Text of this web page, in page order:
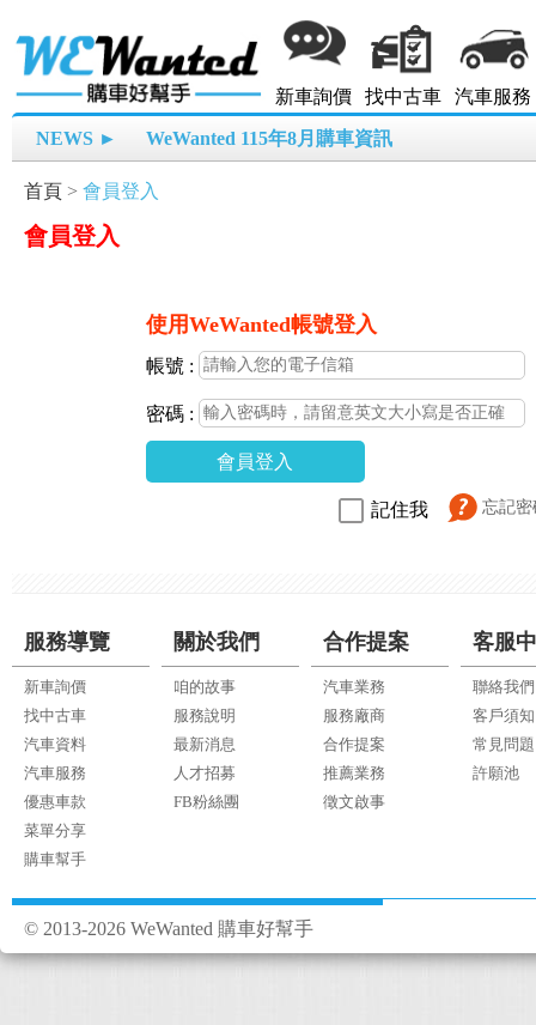
新車詢價 找中古車 汽車服務
NEWS ► WeWanted 115年8月購車資訊
首頁 > 會員登入
會員登入
使用WeWanted帳號登入
帳號 :
密碼 :
會員登入
忘記密
記住我
服務導覽
新車詢價
找中古車
汽車資料
汽車服務
優惠車款
菜單分享
購車幫手
關於我們
咱的故事
服務說明
最新消息
人才招募
FB粉絲團
合作提案
汽車業務
服務廠商
合作提案
推薦業務
徵文啟事
客服
聯絡我們
客戶須知
常見問題
許願池
© 2013-2026 WeWanted 購車好幫手